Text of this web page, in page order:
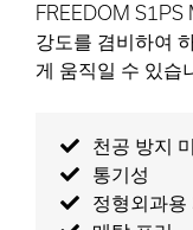
FREEDOM S1PS
강도를 겸비하여
게 움직일 수 있습
천공 방지
통기성
정형외과용